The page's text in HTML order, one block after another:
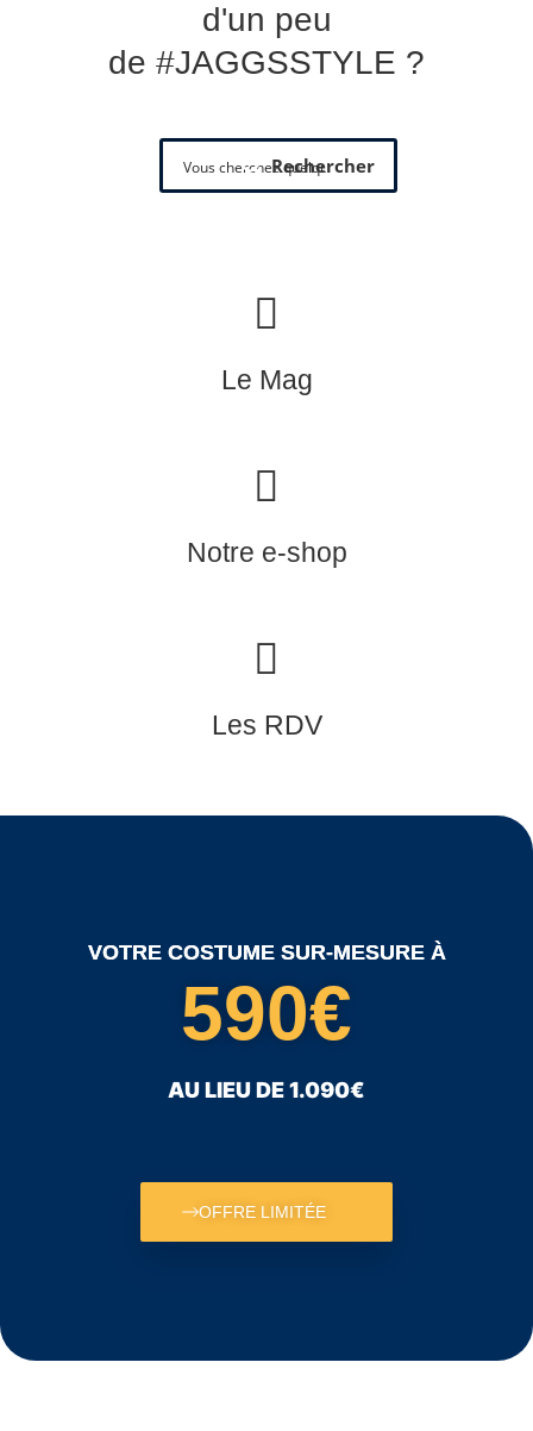
d'un peu
de #JAGGSSTYLE ?
Rechercher
Le Mag
Notre e-shop
Les RDV
VOTRE COSTUME SUR-MESURE À
590€
AU LIEU DE 1.090€
OFFRE LIMITÉE